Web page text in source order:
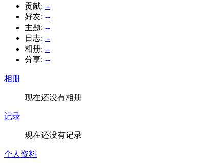
贡献: --
好友: --
主题: --
日志: --
相册: --
分享: --
相册
现在还没有相册
记录
现在还没有记录
个人资料